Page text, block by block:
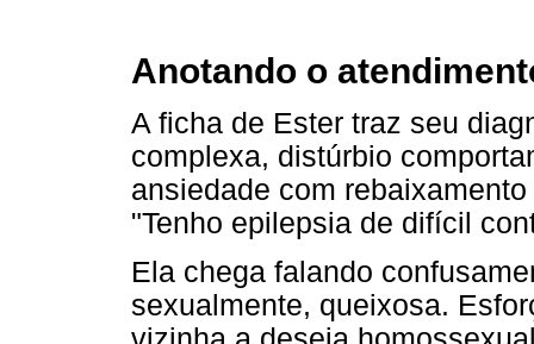
Anotando o
A ficha de Ester traz seu
complexa, distúrbio
ansiedade com
"Tenho epilepsia de difícil
Ela chega falando
sexualmente, queixosa.